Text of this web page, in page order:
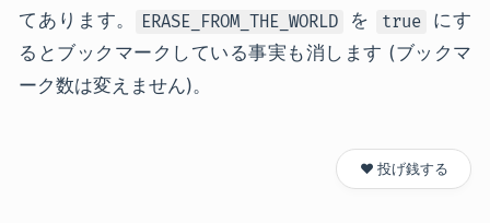
てあります。
ERASE_FROM_THE_WORLD を true
にす
るとブックマークしている事実も消します (ブックマ
ーク数は変えません)。
❤️ 投げ銭する